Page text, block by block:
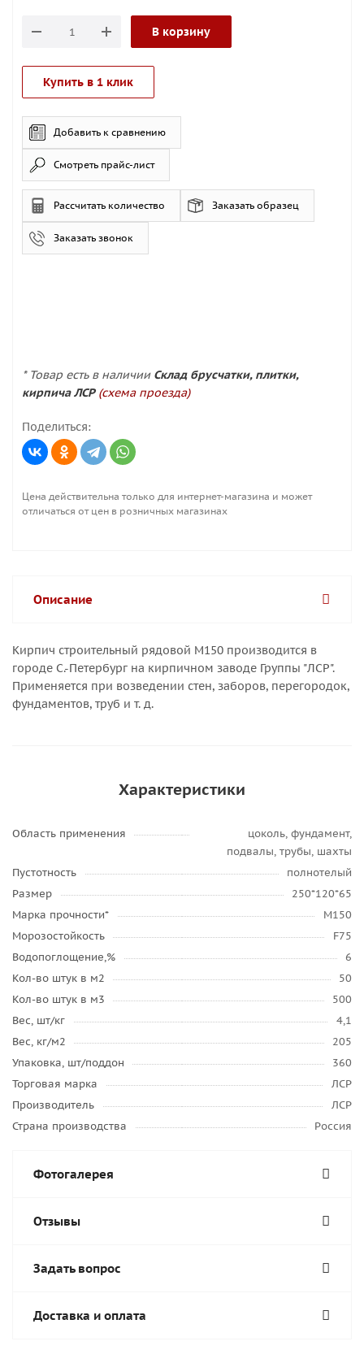
В корзину
Купить в 1 клик
Смотреть прайс-лист
Добавить к сравнению
Рассчитать количество Заказать образец
Заказать звонок
* Товар есть в наличии Склад брусчатки, плитки,
кирпича ЛСР (схема проезда)
Поделиться:
Цена действительна только для интернет-магазина и может
отличаться от цен в розничных магазинах
Описание
Кирпич строительный рядовой М150 производится в
городе С.-Петербург на кирпичном заводе Группы "ЛСР".
Применяется при возведении стен, заборов, перегородок,
фундаментов, труб и т. д.
Характеристики
Область применения
цоколь, фундамент,
подвалы, трубы, шахты
Пустотность
полнотелый
Размер
250*120*65
Марка прочности*
М150
Морозостойкость
F75
Водопоглощение,%
6
Кол-во штук в м2
50
Кол-во штук в м3
500
Вес, шт/кг
4,1
Вес, кг/м2
205
Упаковка, шт/поддон
360
Торговая марка
ЛСР
Производитель
ЛСР
Страна производства
Россия
Фотогалерея
Отзывы
Задать вопрос
Доставка и оплата